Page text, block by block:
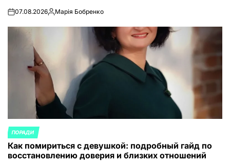
on07.08.2026Запись
Марія Бобренко
ОПУБЛИКОВАНО
В
ПОРАДИ
Как помириться с девушкой: подробный гайд по
восстановлению доверия и близких отношений